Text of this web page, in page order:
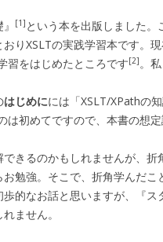
[1] という本を出版しました
りXSLTの実践学習本です。
習をはじめたところです[2]。
はじめにには「XSLT/XPathの
は初めてですので、本書の想
きるのかもしれませんが、
勉強。そこで、折角学んだ
的なお話と思いますが、『
ません。